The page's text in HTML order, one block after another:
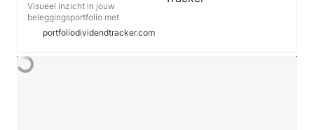
Visueel inzicht in jouw
beleggingsportfolio met
benchmark performance en
onmisbare analyses. Aandelen,
obligaties & fondsen.
portfoliodividendtracker.com